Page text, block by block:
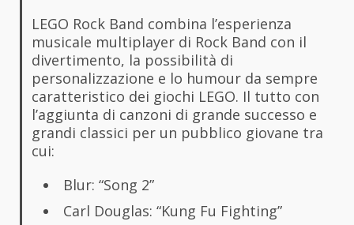
LEGO Rock Band combina l’esperienza
musicale multiplayer di Rock Band con il
divertimento, la possibilità di
personalizzazione e lo humour da sempre
caratteristico dei giochi LEGO. Il tutto con
l’aggiunta di canzoni di grande successo e
grandi classici per un pubblico giovane tra
cui:
Blur: “Song 2”
Carl Douglas: “Kung Fu Fighting”